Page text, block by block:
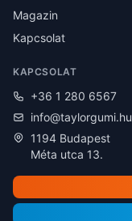
Magazin
Kapcsolat
KAPCSOLAT
+36 1 280 6567
info@taylorgumi.hu
1194 Budapest
Méta utca 13.